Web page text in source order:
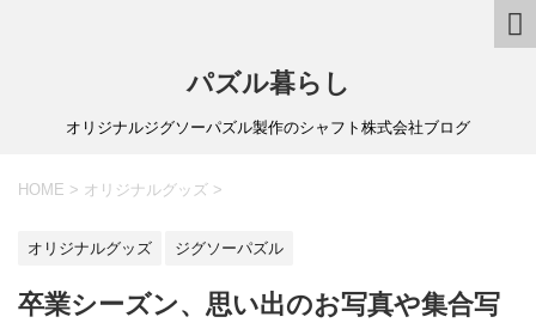
パズル暮らし
オリジナルジグソーパズル製作のシャフト株式会社ブログ
HOME > オリジナルグッズ >
オリジナルグッズ ジグソーパズル
卒業シーズン、思い出のお写真や集合写